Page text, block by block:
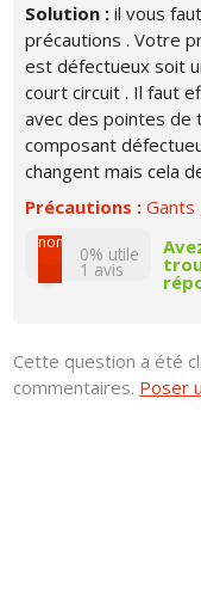
Solution :il vous
précautions . Votre
est défectueux soit
court circuit . Il faut
avec des pointes de
composant
changent mais cela
Précautions :
non
0% utile
1 avis
Cette question a été
commentaires. Poser